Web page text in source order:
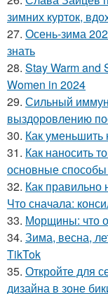
зимних курток,
27. Осень-зима
знать
28. Stay Warm and
Women in 2024
29. Сильный
выздоровлению
30. Как уменьшить
31. Как наносить
основные
32. Как правильно
Что сначала:
33. Морщины: что
34. Зима, весна,
TikTok
35. Откройте для
дизайна в зоне